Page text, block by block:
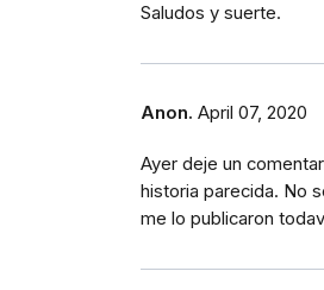
Saludos y suerte.
Anon. April 07, 2020
Ayer deje un
historia parecida. No
me lo publicaron